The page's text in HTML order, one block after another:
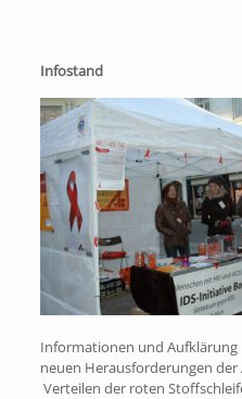
Infostand
Informationen und
neuen Herausforderungen der
Verteilen der roten